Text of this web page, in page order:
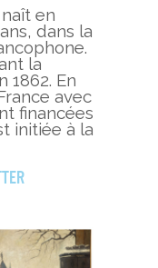
en
dans la
la
1862. En
avec
financées
initiée à la